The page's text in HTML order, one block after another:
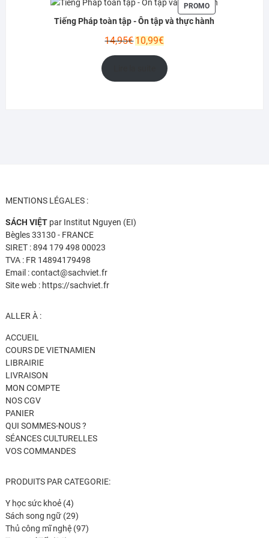
PROMOPRODUIT
EN
Tiếng Pháp toàn tập - Ôn tập và thực hành
14,95€Le
10,99€Le
actuel
est :
MENTIONS LÉGALES :
SÁCH VIỆTpar Institut Nguyen (EI)
Bègles 33130 - FRANCE
SIRET : 894 179 498 00023
TVA : FR 14894179498
Email : contact@sachviet.fr
Site web : https://sachviet.fr
ALLER À :
ACCUEIL
COURS DE VIETNAMIEN
LIBRAIRIE
LIVRAISON
MON COMPTE
NOS CGV
PANIER
QUI SOMMES-NOUS ?
SÉANCES CULTURELLES
VOS COMMANDES
PRODUITS PAR CATEGORIE:
Y học sức khoẻ 44
produits
Sách song ngữ 2929
produits
Thủ công mĩ nghệ 9797